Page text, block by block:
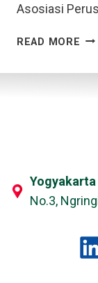
Asosiasi
READ MORE
Yogyakarta
No.3,